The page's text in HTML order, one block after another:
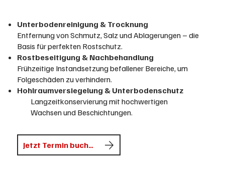
Unterbodenreinigung & Trocknung
Entfernung von Schmutz, Salz und Ablagerungen – die
Basis für perfekten Rostschutz.
Rostbeseitigung & Nachbehandlung
Frühzeitige Instandsetzung befallener Bereiche, um
Folgeschäden zu verhindern.
Hohlraumversiegelung & Unterbodenschutz
Langzeitkonservierung mit hochwertigen
Wachsen und Beschichtungen.
Jetzt Termin buchen